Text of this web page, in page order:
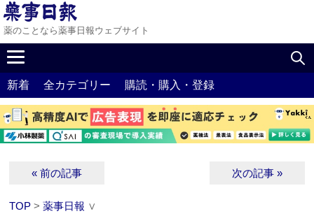
薬のことなら薬事日報ウェブサイト
新着 全カテゴリー 購読・購入・登録
« 前の記事 次の記事 »
TOP >薬事日報 ∨